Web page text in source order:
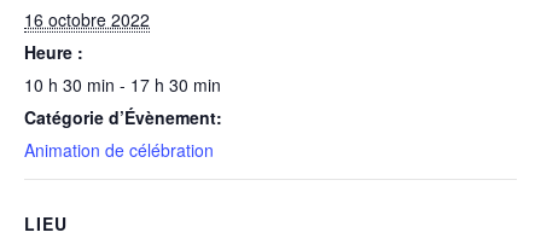
16 octobre 2022
Heure :
10 h 30 min - 17 h 30 min
Catégorie d’Évènement:
Animation de célébration
LIEU